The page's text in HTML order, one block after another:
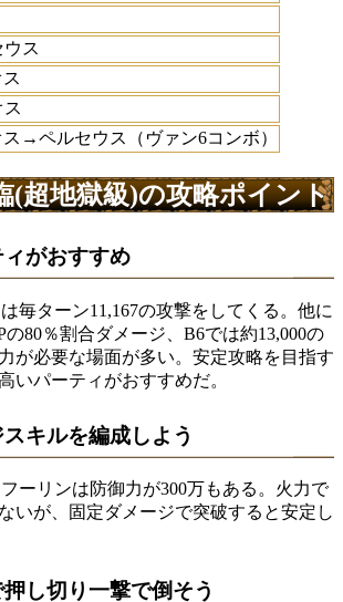
ウス
ス
ス
ス→ペルセウス（ヴァン6コンボ）
(超地獄級)の攻略ポイント
がおすすめ
毎ターン11,167の攻撃をしてくる。他に
の80％割合ダメージ、B6では約13,000の
が必要な場面が多い。安定攻略を目指す
いパーティがおすすめだ。
キルを編成しよう
ーリンは防御力が300万もある。火力で
いが、固定ダメージで突破すると安定し
し切り一撃で倒そう